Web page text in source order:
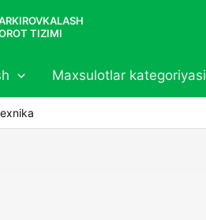
TIZIMI
Maxsulotlar kategoriyasi